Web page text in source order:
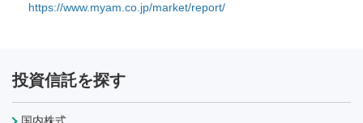
https://www.myam.co.jp/market/report/
投資信託を探す
国内株式